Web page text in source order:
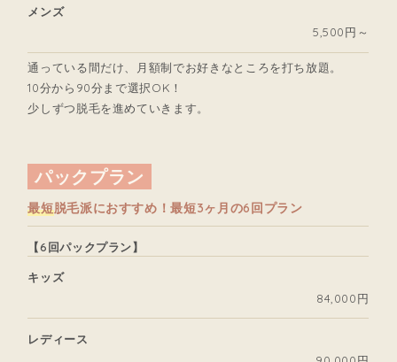
メンズ
5,500円～
通っている間だけ、月額制でお好きなところを打ち放題。
10分から90分まで選択OK！
少しずつ脱毛を進めていきます。
パックプラン
最短脱毛派におすすめ！最短3ヶ月の6回プラン
【6回パックプラン】
キッズ
84,000円
レディース